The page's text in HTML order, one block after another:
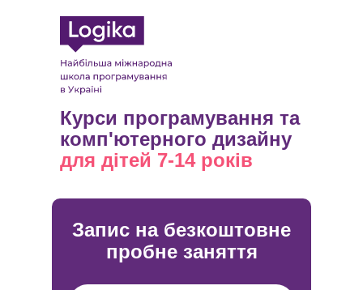
Курси програмування та
комп'ютерного дизайну
для дітей 7-14 років
Запис на безкоштовне
пробне заняття